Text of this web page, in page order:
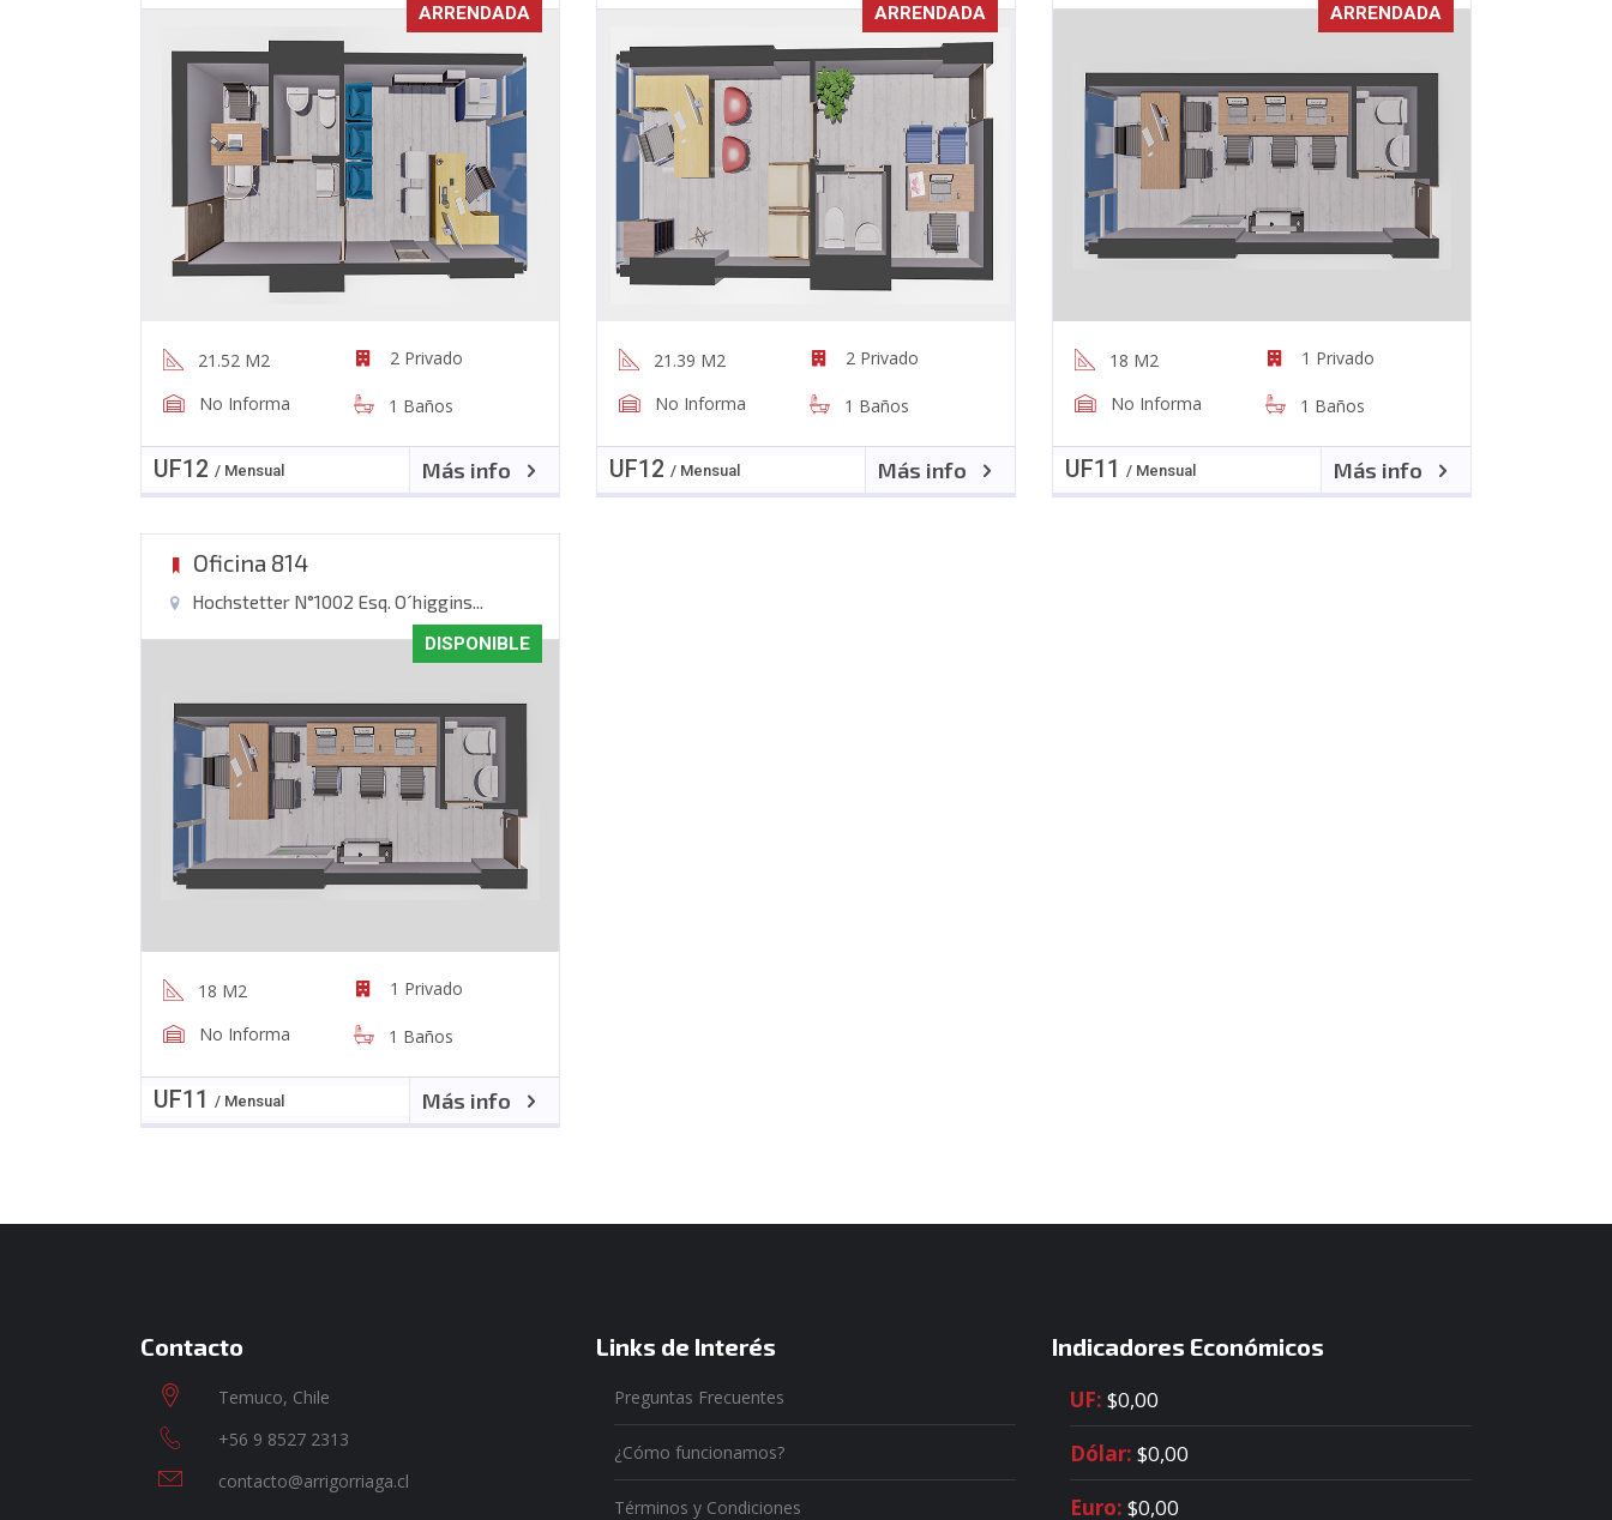
ARRENDADA
21.52 M2
2 Privado
No Informa
1 Baños
UF12 / Mensual Más info
ARRENDADA
21.39 M2
2 Privado
No Informa
1 Baños
UF12 / Mensual Más info
ARRENDADA
18 M2
1 Privado
No Informa
1 Baños
UF11 / Mensual Más info
Oficina 814
Hochstetter N°1002 Esq. O´higgins...
DISPONIBLE
18 M2
1 Privado
No Informa
1 Baños
UF11 / Mensual Más info
Contacto
Temuco, Chile
+56 9 8527 2313
contacto@arrigorriaga.cl
Links de Interés
Preguntas Frecuentes
¿Cómo funcionamos?
Términos y Condiciones
Indicadores Económicos
UF: $0,00
Dólar: $0,00
Euro: $0,00